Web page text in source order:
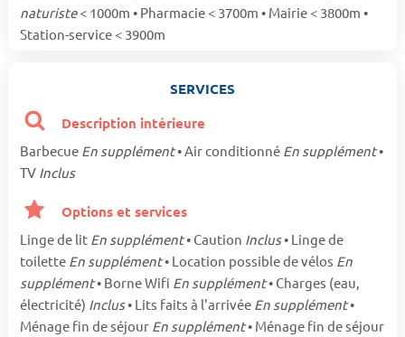
naturiste< 1000m • Pharmacie < 3700m • Mairie < 3800m •
Station-service < 3900m
SERVICES
Description intérieure
Barbecue En supplément• Air conditionné En supplément•
TV Inclus
Options et services
Linge de lit En supplément• Caution Inclus• Linge de
toilette En supplément• Location possible de vélos En
supplément• Borne Wifi En supplément• Charges (eau,
électricité) Inclus• Lits faits à l'arrivée En supplément•
Ménage fin de séjour En supplément• Ménage fin de séjour